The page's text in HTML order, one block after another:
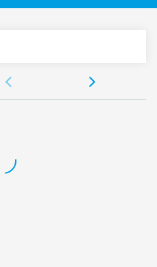
powoduje rozwarcie